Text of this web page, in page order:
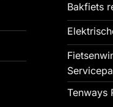
Bakfiets
Tenways